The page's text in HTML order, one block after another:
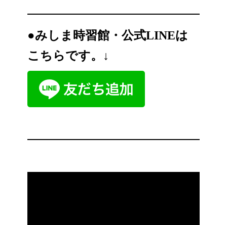
●みしま時習館・公式LINEは
こちらです。↓